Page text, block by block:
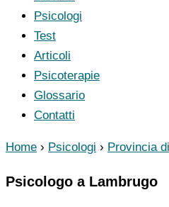
Psicologi
Test
Articoli
Psicoterapie
Glossario
Contatti
Home › Psicologi › Provincia
Psicologo a Lambrugo